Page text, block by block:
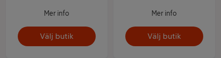
Mer info
Välj butik
Mer info
Välj butik